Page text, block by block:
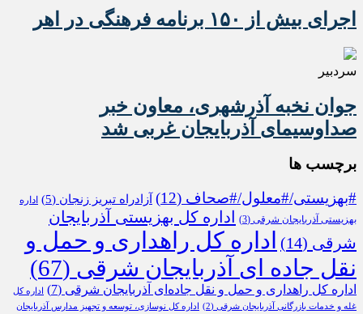
اجرای بیش از ۱۵۰ برنامه فرهنگی در اهر
سردبیر
جوان نخبه آذرشهری، معاون خبر
صداوسیمای آذربایجان غربی شد
برچسب ها
#بهزیستی/#معلول/#صحاف (12) آزادراه تبریز زنجان (5)
اداره
بهزیستی آذربایجان شرقی (3)
اداره کل بهزیستی آذربایجان
شرقی (14)
اداره کل راهداری و حمل و
نقل جاده ای آذربایجان شرقی (67)
اداره کل راهداری و حمل و نقل جاده‌ای آذربایجان شرقی (7)
اداره کل
غله و خدمات بازرگانی آذربایجان شرقی (2)
اداره کل نوسازی، توسعه و تجهیز مدارس آذربایجان